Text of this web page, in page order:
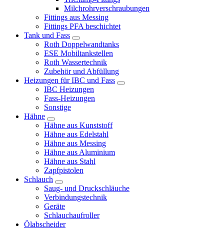
Milchrohrverschraubungen
Fittings aus Messing
Fittings PFA beschichtet
Tank und Fass
Roth Doppelwandtanks
ESE Mobiltankstellen
Roth Wassertechnik
Zubehör und Abfüllung
Heizungen für IBC und Fass
IBC Heizungen
Fass-Heizungen
Sonstige
Hähne
Hähne aus Kunststoff
Hähne aus Edelstahl
Hähne aus Messing
Hähne aus Aluminium
Hähne aus Stahl
Zapfpistolen
Schlauch
Saug- und Druckschläuche
Verbindungstechnik
Geräte
Schlauchaufroller
Ölabscheider